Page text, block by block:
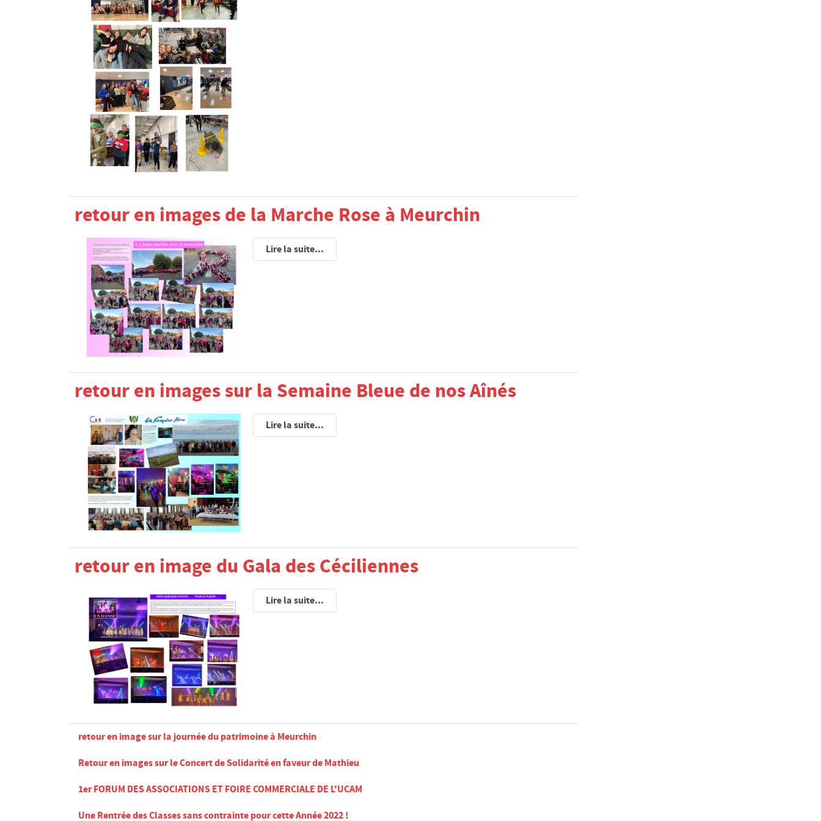
retour en images de la Marche Rose à Meurchin
Lire la suite...
retour en images sur la Semaine Bleue de nos Aînés
Lire la suite...
retour en image du Gala des Céciliennes
Lire la suite...
retour en image sur la journée du patrimoine à Meurchin
Retour en images sur le Concert de Solidarité en faveur de Mathieu
1er FORUM DES ASSOCIATIONS ET FOIRE COMMERCIALE DE L'UCAM
Une Rentrée des Classes sans contrainte pour cette Année 2022 !